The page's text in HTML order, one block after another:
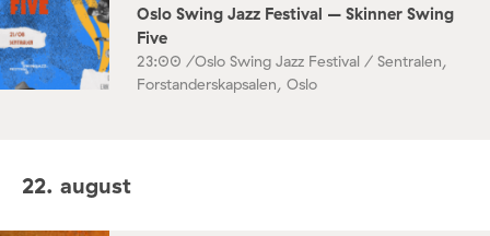
Oslo Swing Jazz Festival – Skinner Swing
Five
23:00 /Oslo Swing Jazz Festival / Sentralen,
Forstanderskapsalen, Oslo
22. august